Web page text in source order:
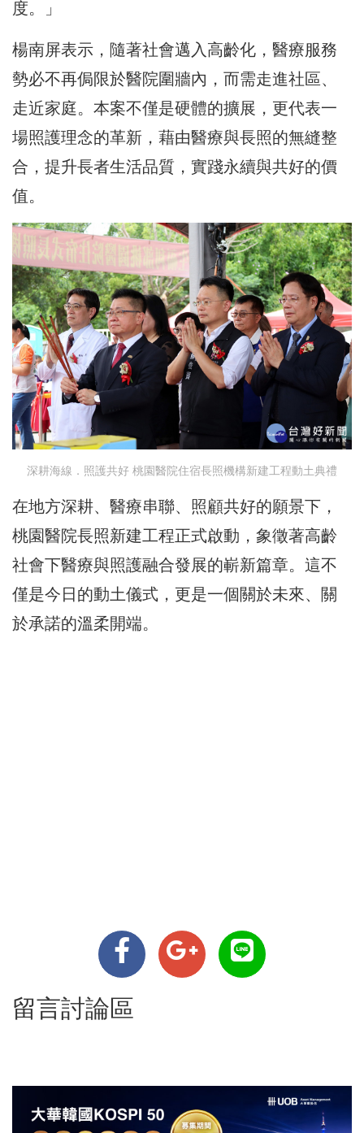
度。」
楊南屏表示，隨著社會邁入高齡化，醫療服務
勢必不再侷限於醫院圍牆內，而需走進社區、
走近家庭。本案不僅是硬體的擴展，更代表一
場照護理念的革新，藉由醫療與長照的無縫整
合，提升長者生活品質，實踐永續與共好的價
值。
深耕海線．照護共好 桃園醫院住宿長照機構新建工程動土典禮
在地方深耕、醫療串聯、照顧共好的願景下，
桃園醫院長照新建工程正式啟動，象徵著高齡
社會下醫療與照護融合發展的嶄新篇章。這不
僅是今日的動土儀式，更是一個關於未來、關
於承諾的溫柔開端。
留言討論區